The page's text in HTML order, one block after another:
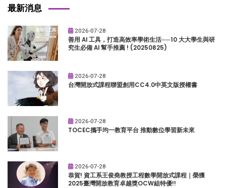
最新消息
2026-07-28
善用 AI 工具，打造高效率學術生活──10 大大學生與研
究生必備 AI 幫手推薦 ! (20250825)
2026-07-28
台灣開放式課程聯盟創用CC4.0中英文版授權書
2026-07-28
TOCEC攜手均一教育平台 推動數位學習新未來
2026-07-28
恭賀! 資工系王俊堯教授工程數學開放式課程｜榮獲
2025臺灣開放教育卓越獎OCW組特優!!